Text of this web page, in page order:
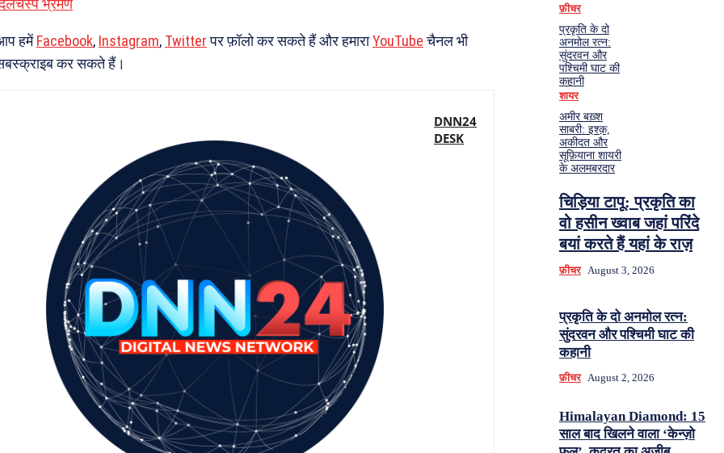
भ्रमण
हमेंFacebook, Instagram, Twitterपर फ़ॉलो कर सकते हैं और हमाराYouTubeचैनल भी
कर सकते हैं।
DNN24
DESK
फ़ीचर
प्रकृति के दो
अनमोल रत्न:
सुंदरवन और
पश्चिमी घाट की
कहानी
शायर
अमीर बख़्श
साबरी: इश्क़,
अकीदत और
सूफ़ियाना शायरी
के अलमबरदार
चिड़िया टापू: प्रकृति का
वो हसीन ख्वाब जहां परिंदे
बयां करते हैं यहां के राज़
फ़ीचर August 3, 2026
प्रकृति के दो अनमोल रत्न:
सुंदरवन और पश्चिमी घाट की
कहानी
फ़ीचर August 2, 2026
Himalayan Diamond: 15
साल बाद खिलने वाला ‘केन्ज़ो